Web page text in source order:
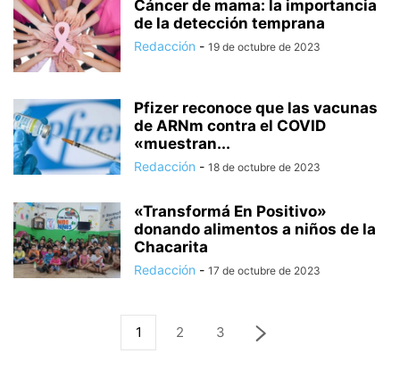
Cáncer de mama: la importancia
de la detección temprana
Redacción - 19 de octubre de 2023
Pfizer reconoce que las vacunas
de ARNm contra el COVID
«muestran...
Redacción - 18 de octubre de 2023
«Transformá En Positivo»
donando alimentos a niños de la
Chacarita
Redacción - 17 de octubre de 2023
1 2 3